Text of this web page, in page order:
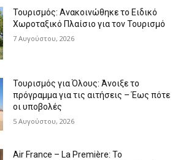
Τουρισμός: Ανακοινώθηκε το Ειδικό
Χωροταξικό Πλαίσιο για τον Τουρισμό
7 Αυγούστου, 2026
Τουρισμός για Όλους: Άνοιξε το
πρόγραμμα για τις αιτήσεις – Έως πότε
οι υποβολές
5 Αυγούστου, 2026
Air France – La Première: Το